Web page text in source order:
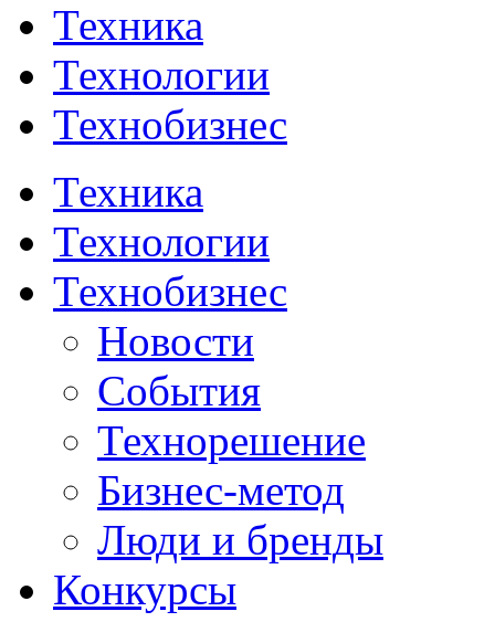
Техника
Технологии
Технобизнес
Техника
Технологии
Технобизнес
Новости
События
Технорешение
Бизнес-метод
Люди и бренды
Конкурсы